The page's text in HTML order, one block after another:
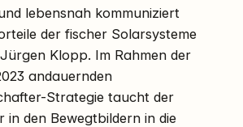
lebensnah kommuniziert
der fischer Solarsysteme
Klopp. Im Rahmen der
andauernden
Strategie taucht der
in den Bewegtbildern in die